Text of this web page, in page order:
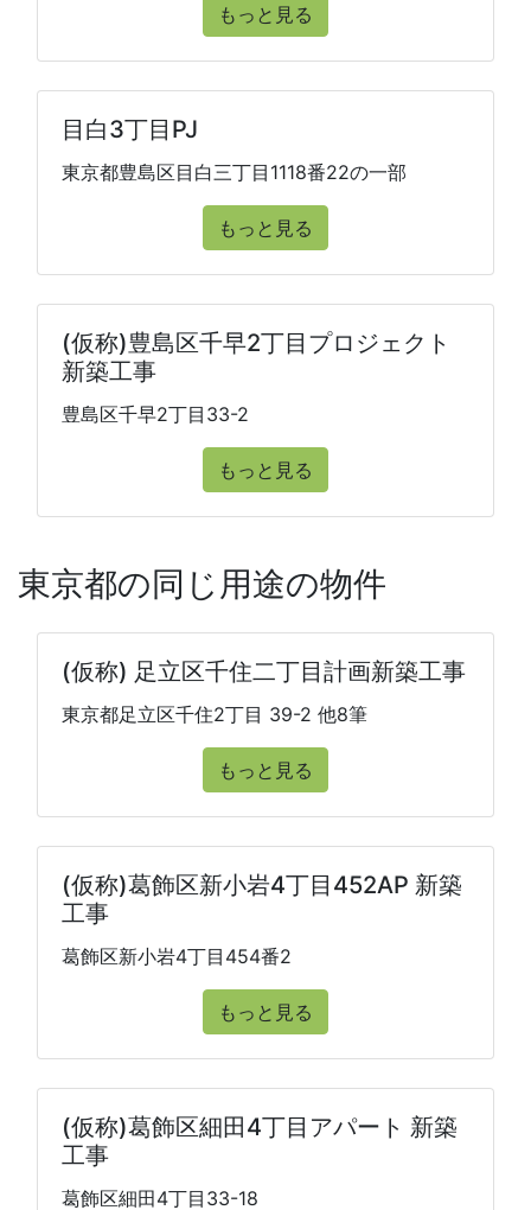
もっと見る
目白3丁目PJ
東京都豊島区目白三丁目1118番22の一部
もっと見る
(仮称)豊島区千早2丁目プロジェクト
新築工事
豊島区千早2丁目33-2
もっと見る
東京都の同じ用途の物件
(仮称) 足立区千住二丁目計画新築工事
東京都足立区千住2丁目 39-2 他8筆
もっと見る
(仮称)葛飾区新小岩4丁目452AP 新築
工事
葛飾区新小岩4丁目454番2
もっと見る
(仮称)葛飾区細田4丁目アパート 新築
工事
葛飾区細田4丁目33-18